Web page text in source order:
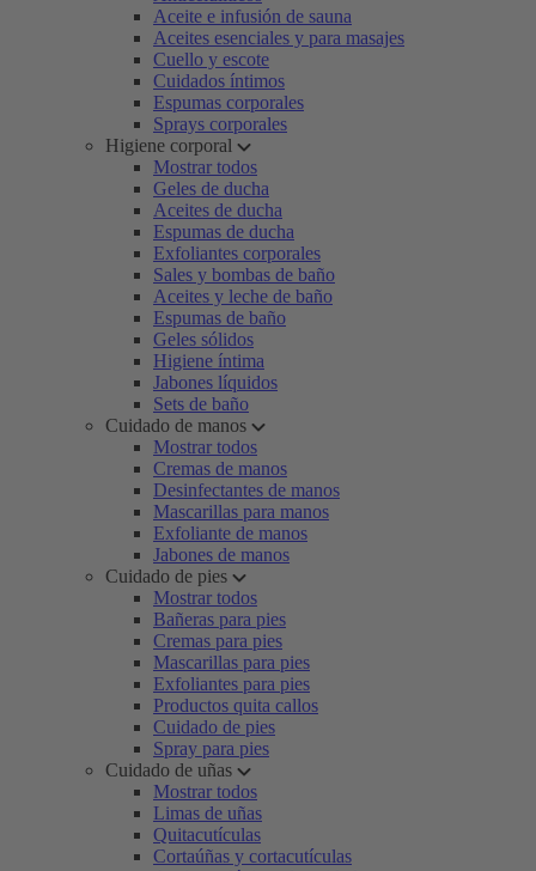
Aceite e infusión de sauna
Aceites esenciales y para masajes
Cuello y escote
Cuidados íntimos
Espumas corporales
Sprays corporales
Higiene corporal
Mostrar todos
Geles de ducha
Aceites de ducha
Espumas de ducha
Exfoliantes corporales
Sales y bombas de baño
Aceites y leche de baño
Espumas de baño
Geles sólidos
Higiene íntima
Jabones líquidos
Sets de baño
Cuidado de manos
Mostrar todos
Cremas de manos
Desinfectantes de manos
Mascarillas para manos
Exfoliante de manos
Jabones de manos
Cuidado de pies
Mostrar todos
Bañeras para pies
Cremas para pies
Mascarillas para pies
Exfoliantes para pies
Productos quita callos
Cuidado de pies
Spray para pies
Cuidado de uñas
Mostrar todos
Limas de uñas
Quitacutículas
Cortaúñas y cortacutículas